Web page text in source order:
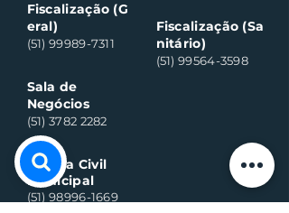
Fiscalização (G
eral)
(51) 99989-7311
Sala de
Negócios
(51) 3782 2282
Defesa Civil
Municipal
(51) 98996-1669
Fiscalização (Sa
nitário)
(51) 99564-3598